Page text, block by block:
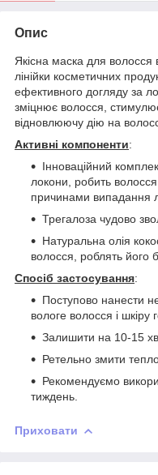
Опис
Якісна маска для волосся
лінійки косметичних
ефективного догляду за
зміцнює волосся,
відновлюючу дію на
Активні компоненти:
Інноваційний
локони, робить
причинами випадання
Трегалоза чудово
Натуральна олія
волосся, роблять його
Спосіб застосування:
Поступово нанести
вологе волосся і шкіру
Залишити на 10-15
Ретельно змити
Рекомендуємо
тиждень.
Приховати